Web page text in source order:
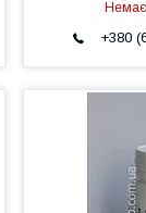
Немає
+380